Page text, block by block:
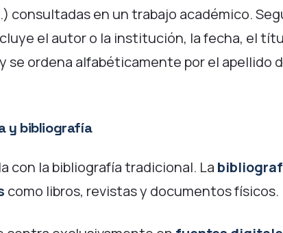
consultadas en un trabajo académico.
el autor o la institución, la fecha, el
se ordena alfabéticamente por el apellido
y bibliografía
con la bibliografía tradicional. La
como libros, revistas y documentos físicos.